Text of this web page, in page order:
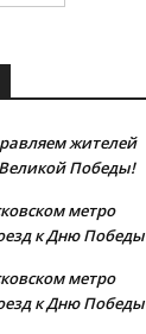
жителей
Победы!
метро
к Дню Победы
метро
к Дню Победы